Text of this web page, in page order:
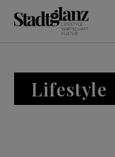
Lifestyle